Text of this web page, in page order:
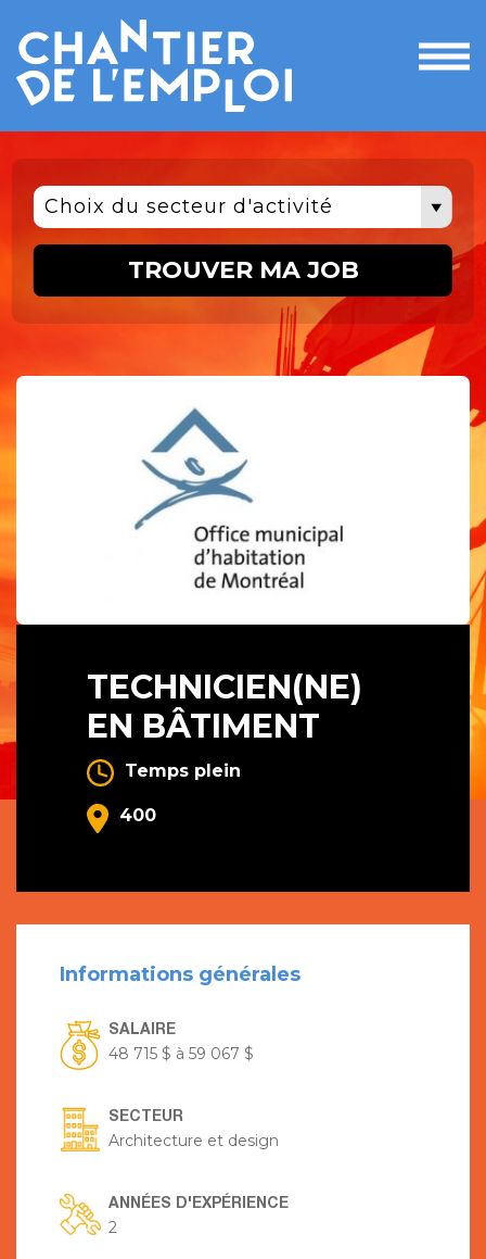
le
Choix du secteur d'activité
TROUVER MA JOB
TECHNICIEN(NE)
EN BÂTIMENT
Temps plein
400
Informations générales
SALAIRE
48 715 $ à 59 067 $
SECTEUR
Architecture et design
ANNÉES D'EXPÉRIENCE
2